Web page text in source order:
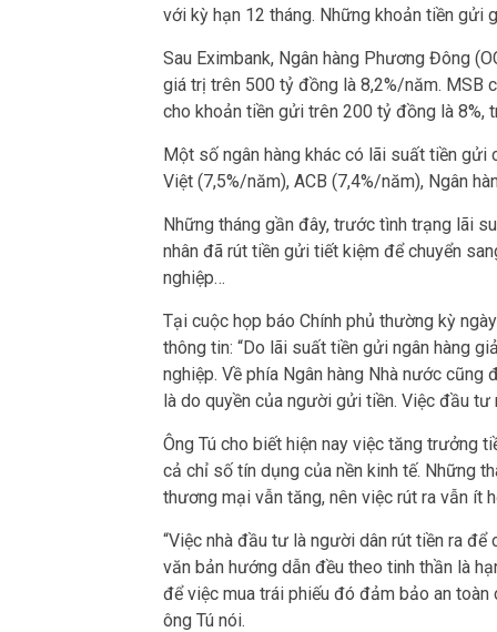
với kỳ hạn 12 tháng. Những khoản tiền
Sau Eximbank, Ngân hàng Phương Đông
giá trị trên 500 tỷ đồng là 8,2%/năm. MSB
cho khoản tiền gửi trên 200 tỷ đồng là 8%,
Một số ngân hàng khác có lãi suất tiền gửi
Việt (7,5%/năm), ACB (7,4%/năm), Ngân
Những tháng gần đây, trước tình trạng lãi
nhân đã rút tiền gửi tiết kiệm để chuyển
nghiệp…
Tại cuộc họp báo Chính phủ thường kỳ
thông tin: “Do lãi suất tiền gửi ngân hàng
nghiệp. Về phía Ngân hàng Nhà nước
là do quyền của người gửi tiền. Việc đầu tư
Ông Tú cho biết hiện nay việc tăng trưởng
cả chỉ số tín dụng của nền kinh tế. Những
thương mại vẫn tăng, nên việc rút ra vẫn ít
“Việc nhà đầu tư là người dân rút tiền ra
văn bản hướng dẫn đều theo tinh thần là
để việc mua trái phiếu đó đảm bảo an toàn
ông Tú nói.